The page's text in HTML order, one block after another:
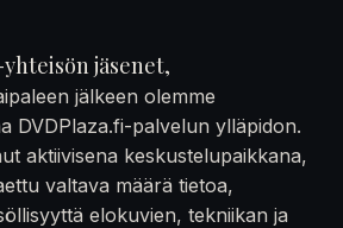
jäsenet,
jälkeen olemme
DVDPlaza.fi-palvelun ylläpidon.
aktiivisena keskustelupaikkana,
valtava määrä tietoa,
elokuvien, tekniikan ja